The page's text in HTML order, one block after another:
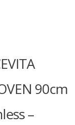
90cm
–